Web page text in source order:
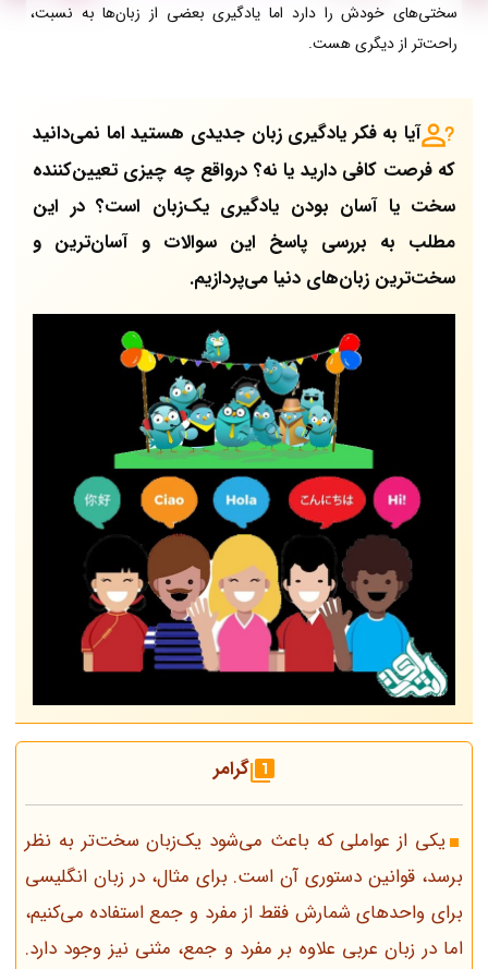
سختی‌های خودش را دارد اما یادگیری بعضی از زبان‌ها به نسبت،
راحت‌تر از دیگری هست.
آیا به فکر یادگیری زبان جدیدی هستید اما نمی‌دانید
که فرصت کافی دارید یا نه؟ درواقع چه چیزی تعیین‌کننده
سخت یا آسان بودن یادگیری یک‌زبان است؟ در این
مطلب به بررسی پاسخ این سوالات و آسان‌ترین و
سخت‌ترین زبان‌های دنیا می‌پردازیم.
گرامر
یکی از عواملی که باعث می‌شود یک‌زبان سخت‌تر به نظر
برسد، قوانین دستوری آن است. برای مثال، در زبان انگلیسی
برای واحدهای شمارش فقط از مفرد و جمع استفاده می‌کنیم،
اما در زبان عربی علاوه بر مفرد و جمع، مثنی نیز وجود دارد.